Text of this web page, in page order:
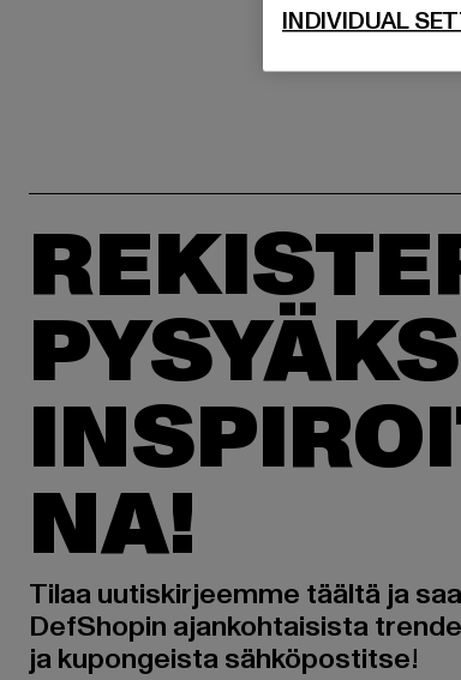
NA!
Tilaa uutiskirjeemme täältä ja
DefShopin ajankohtaisista
ja kupongeista sähköpostitse!
INDIVIDUAL